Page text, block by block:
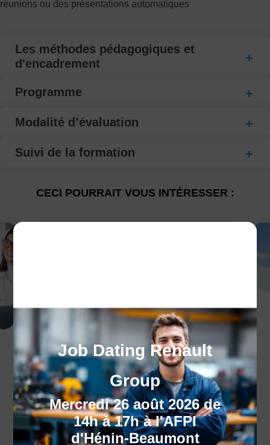
Job Dating Renault
Group
Mercredi 26 août 2026 de
14h à 17h à l'AFPI
d'Hénin-Beaumont
réunions ou des présentations automatiques
Les méthodes pédagogiques et
d'encadrement
Programme
Modalité d’évaluation
Suivi de la formation
CECI POURRAIT VOUS INTÉRESSER :
Le plan de
développement des
compétences
Optimisez vos compétences pour votre
carrière !